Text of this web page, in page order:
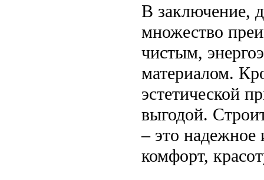
В заключение,
множество
чистым,
материалом.
эстетической
выгодой.
– это надежное
комфорт,